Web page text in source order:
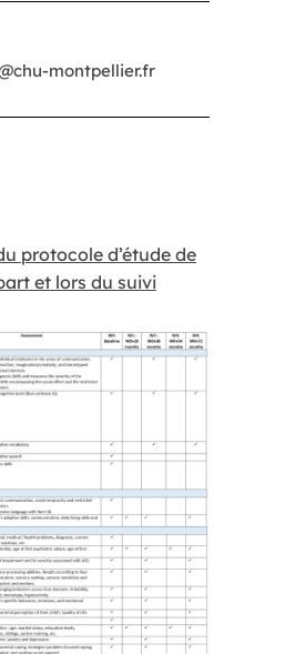
montpellier.fr
protocole d’étude de
et lors du suivi